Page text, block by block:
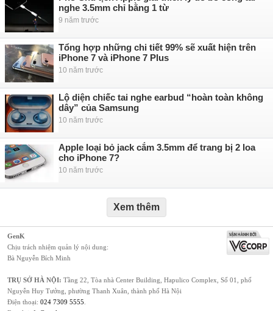
nghe 3.5mm chỉ bằng 1 từ
9 năm trước
Tổng hợp những chi tiết 99% sẽ xuất hiện trên
iPhone 7 và iPhone 7 Plus
10 năm trước
Lộ diện chiếc tai nghe earbud “hoàn toàn không
dây” của Samsung
10 năm trước
Apple loại bỏ jack cắm 3.5mm để trang bị 2 loa
cho iPhone 7?
10 năm trước
Xem thêm
GenK
Chịu trách nhiệm quản lý nội dung:
Bà Nguyễn Bích Minh
TRỤ SỞ HÀ NỘI: Tầng 22, Tòa nhà Center Building, Hapulico Complex, Số 01, phố
Nguyễn Huy Tưởng, phường Thanh Xuân, thành phố Hà Nội
Điện thoại: 024 7309 5555